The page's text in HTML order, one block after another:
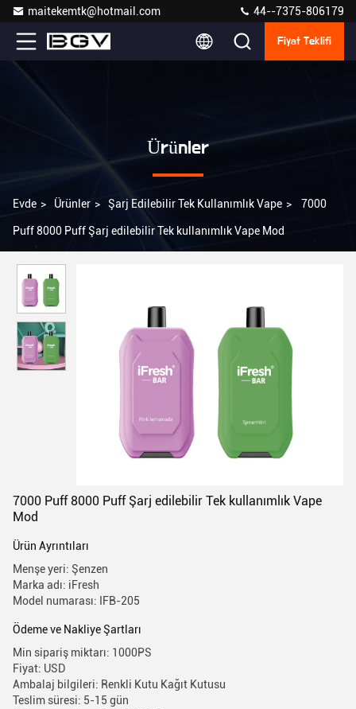
maitekemtk@hotmail.com 44--7375-806179
Fiyat Teklifi
Ürünler
Evde > Ürünler > Şarj Edilebilir Tek Kullanımlık Vape > 7000
Puff 8000 Puff Şarj edilebilir Tek kullanımlık Vape Mod
7000 Puff 8000 Puff Şarj edilebilir Tek kullanımlık Vape
Mod
Ürün Ayrıntıları
Menşe yeri: Şenzen
Marka adı: iFresh
Model numarası: IFB-205
Ödeme ve Nakliye Şartları
Min sipariş miktarı: 1000PS
Fiyat: USD
Ambalaj bilgileri: Renkli Kutu Kağıt Kutusu
Teslim süresi: 5-15 gün